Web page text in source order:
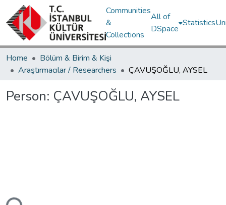
Communities
&
Collections
All of
DSpace
Statistics
Home
Bölüm & Birim & Kişi
Araştırmacılar / Researchers
ÇAVUŞOĞLU, AYSEL
Person: ÇAVUŞOĞLU, AYSEL
Loading...